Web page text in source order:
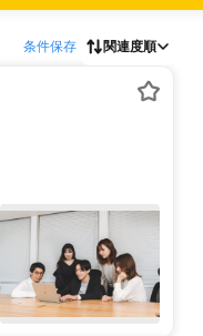
条件保存 関連度順